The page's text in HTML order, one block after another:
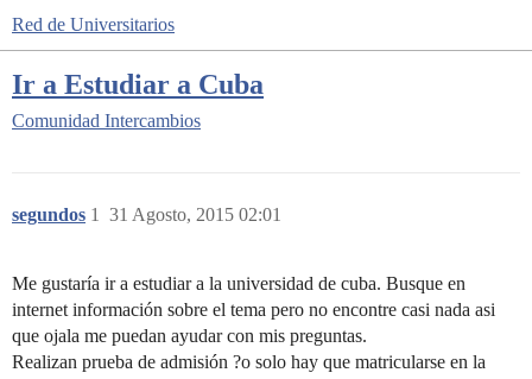
Red de Universitarios
Ir a Estudiar a Cuba
Comunidad Intercambios
segundos 31 Agosto, 2015 02:01
1
Me gustaría ir a estudiar a la universidad de cuba. Busque en
internet información sobre el tema pero no encontre casi nada asi
que ojala me puedan ayudar con mis preguntas.
Realizan prueba de admisión ?o solo hay que matricularse en la